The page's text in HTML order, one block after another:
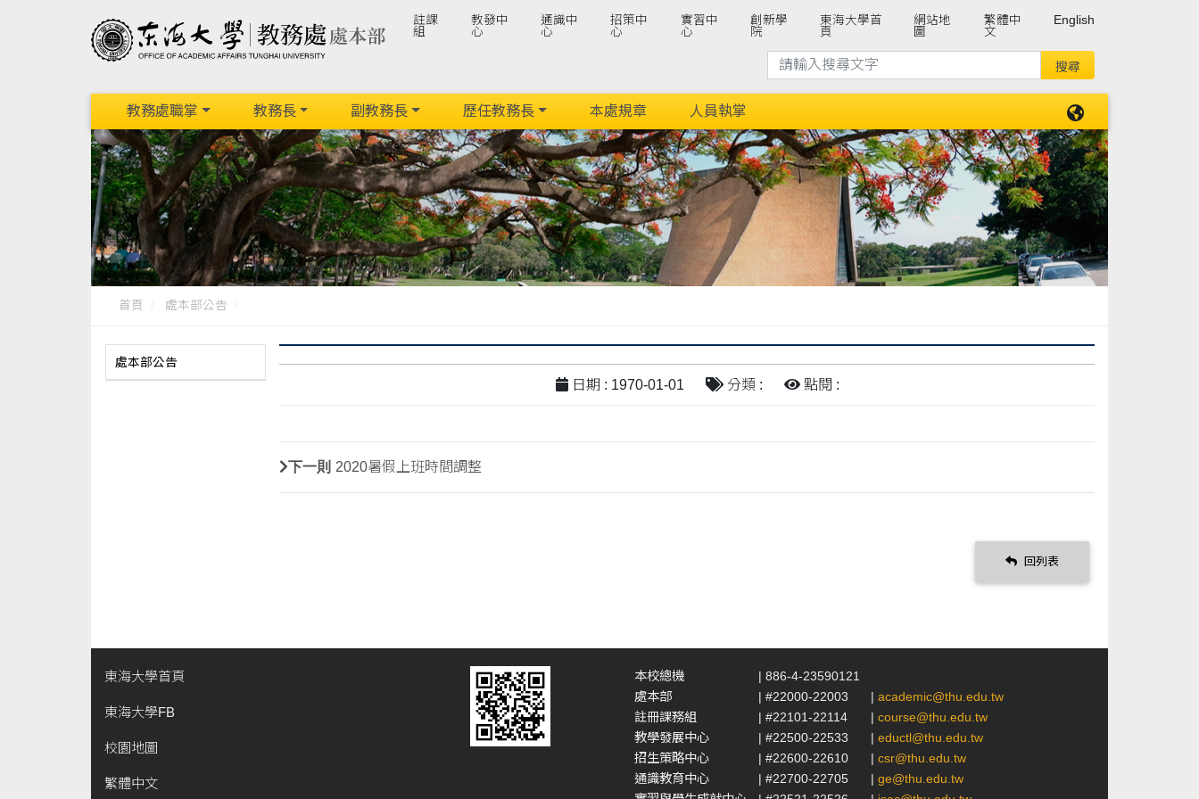
註課
組
教發中
心
通識中
心
招策中
心
實習中
心
創新學
院
東海大學首
頁
網站地
圖
繁體中
文
English
教務處職掌 教務長 副教務長 歷任教務長 本處規章 人員執掌
首頁 處本部公告
處本部公告
日期 : 1970-01-01 分類 : 點閱 :
下一則 2020暑假上班時間調整
回列表
東海大學首頁
東海大學FB
校園地圖
繁體中文
本校總機
| 886-4-23590121
處本部
| #22000-22003 | academic@thu.edu.tw
註冊課務組
| #22101-22114 | course@thu.edu.tw
教學發展中心
| #22500-22533 | eductl@thu.edu.tw
招生策略中心
| #22600-22610 | csr@thu.edu.tw
通識教育中心
| #22700-22705 | ge@thu.edu.tw